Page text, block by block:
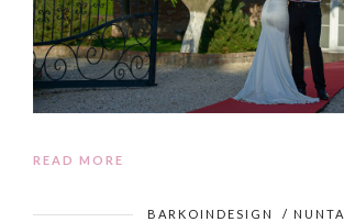
READ MORE
BARKOINDESIGN / NUNTA